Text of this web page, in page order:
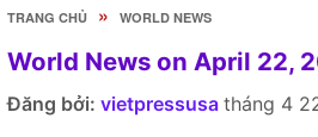
TRANG CHỦ » WORLD NEWS
World News on April 22,
Đăng bởi: vietpressusa tháng 4